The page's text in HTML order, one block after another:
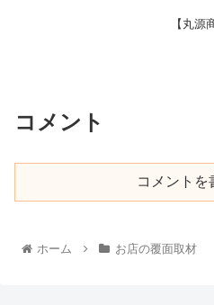
【丸源
コメント
コメントを
ホーム お店の覆面取材